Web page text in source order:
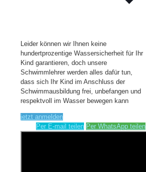
Leider können wir Ihnen keine
hundertprozentige Wassersicherheit für Ihr
Kind garantieren, doch unsere
Schwimmlehrer werden alles dafür tun,
dass sich Ihr Kind im Anschluss der
Schwimmausbildung frei, unbefangen und
respektvoll im Wasser bewegen kann
jetzt anmelden
Per E-mail teilen Per WhatsApp teilen